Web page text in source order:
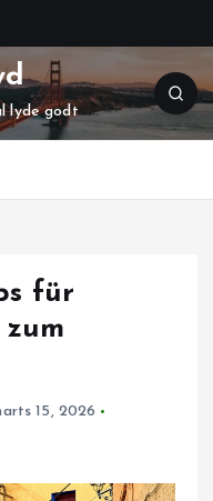
lyde godt
für
15, 2026